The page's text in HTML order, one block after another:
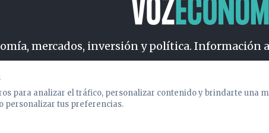
mercados, inversión y política.
para analizar el tráfico, personalizar contenido y brindarte una
personalizar tus preferencias.